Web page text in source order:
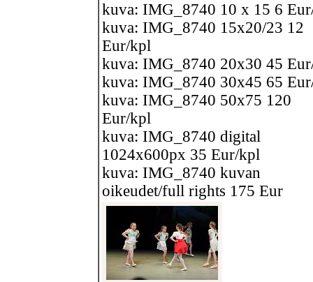
kuva: IMG_8740 10 x 15 6
kuva: IMG_8740 15x20/23 12
Eur/kpl
kuva: IMG_8740 20x30 45
kuva: IMG_8740 30x45 65
kuva: IMG_8740 50x75 120
Eur/kpl
kuva: IMG_8740 digital
1024x600px 35 Eur/kpl
kuva: IMG_8740 kuvan
oikeudet/full rights 175 Eur